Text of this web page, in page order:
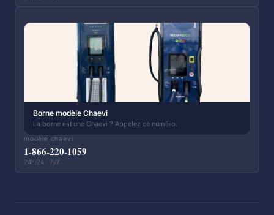
Borne modèle Chaevi
La borne est une Chaevi ? Appelez ce numéro.
modèle chaevi
1-866-220-1059
24h/24 · 7j/7